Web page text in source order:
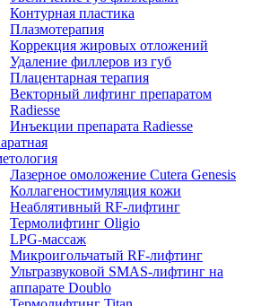
Контурная пластика
Плазмотерапия
Коррекция жировых отложений
Удаление филлеров из губ
Плацентарная терапия
Векторный лифтинг препаратом
Radiesse
Инъекции препарата Radiesse
Лазерное омоложение Cutera Genesis
Коллагеностимуляция кожи
Неаблятивный RF-лифтинг
Термолифтинг Oligio
LPG-массаж
Микроигольчатый RF-лифтинг
Ультразвуковой SMAS-лифтинг на
аппарате Doublo